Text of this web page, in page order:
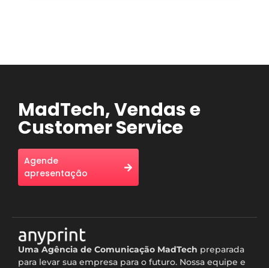
MadTech, Vendas e
Customer Service
Agende
apresentação
Uma Agência de Comunicação MadTech preparada
para levar sua empresa para o futuro. Nossa equipe e